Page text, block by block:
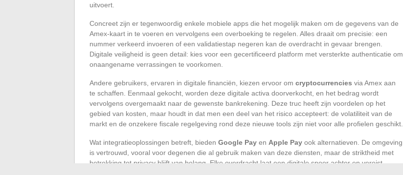
uitvoert.
Concreet zijn er tegenwoordig enkele mobiele apps die het mogelijk maken om de gegevens van de
Amex-kaart in te voeren en vervolgens een overboeking te regelen. Alles draait om precisie: een
nummer verkeerd invoeren of een validatiestap negeren kan de overdracht in gevaar brengen.
Digitale veiligheid is geen detail: kies voor een gecertificeerd platform met versterkte authenticatie om
onaangename verrassingen te voorkomen.
Andere gebruikers, ervaren in digitale financiën, kiezen ervoor om cryptocurrencies via Amex aan
te schaffen. Eenmaal gekocht, worden deze digitale activa doorverkocht, en het bedrag wordt
vervolgens overgemaakt naar de gewenste bankrekening. Deze truc heeft zijn voordelen op het
gebied van kosten, maar houdt in dat men een deel van het risico accepteert: de volatiliteit van de
markt en de onzekere fiscale regelgeving rond deze nieuwe tools zijn niet voor alle profielen geschikt.
Wat integratieoplossingen betreft, bieden Google Pay en Apple Pay ook alternatieven. De omgeving
is vertrouwd, vooral voor degenen die al gebruik maken van deze diensten, maar de striktheid met
betrekking tot privacy blijft van belang. Elke overdracht laat een digitale spoor achter en vereist